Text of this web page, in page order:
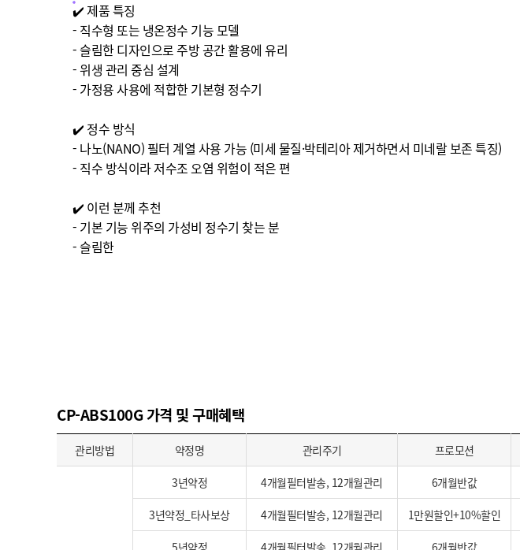
✔️ 제품 특징
- 직수형 또는 냉온정수 기능 모델
- 슬림한 디자인으로 주방 공간 활용에 유리
- 위생 관리 중심 설계
- 가정용 사용에 적합한 기본형 정수기
✔️ 정수 방식
- 나노(NANO) 필터 계열 사용 가능 (미세 물질·박테리아 제거하면서 미네랄 보존 특징)
- 직수 방식이라 저수조 오염 위험이 적은 편
✔️ 이런 분께 추천
- 기본 기능 위주의 가성비 정수기 찾는 분
- 슬림한 주방 배치를 원하는 가정
CP-ABS100G 가격 및 구매혜택
관리방법 약정명 관리주기 프로모션
3년약정 4개월필터발송, 12개월관리 6개월반값
3년약정_타사보상 4개월필터발송, 12개월관리 1만원할인+10%할인
5년약정 4개월필터발송, 12개월관리 6개월반값